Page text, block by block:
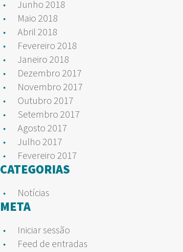
Junho 2018
Maio 2018
Abril 2018
Fevereiro 2018
Janeiro 2018
Dezembro 2017
Novembro 2017
Outubro 2017
Setembro 2017
Agosto 2017
Julho 2017
Fevereiro 2017
CATEGORIAS
Notícias
META
Iniciar sessão
Feed de entradas